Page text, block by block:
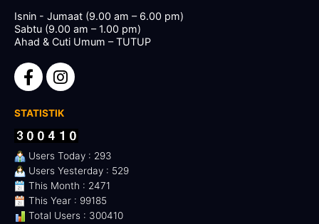
Isnin - Jumaat (9.00 am – 6.00 pm)
Sabtu (9.00 am – 1.00 pm)
Ahad & Cuti Umum – TUTUP
STATISTIK
Users Today : 293
Users Yesterday : 529
This Month : 2471
This Year : 99185
Total Users : 300410